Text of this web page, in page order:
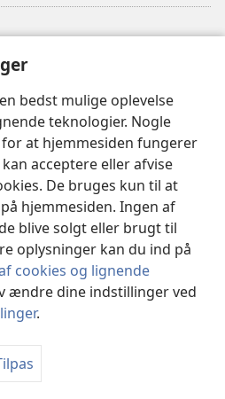
bedst mulige oplevelse
teknologier. Nogle
at hjemmesiden fungerer
acceptere eller afvise
De bruges kun til at
hjemmesiden. Ingen af
blive solgt eller brugt til
oplysninger kan du ind på
cookies og lignende
ændre dine indstillinger ved
.
and Tract Society of Pennsylvania.